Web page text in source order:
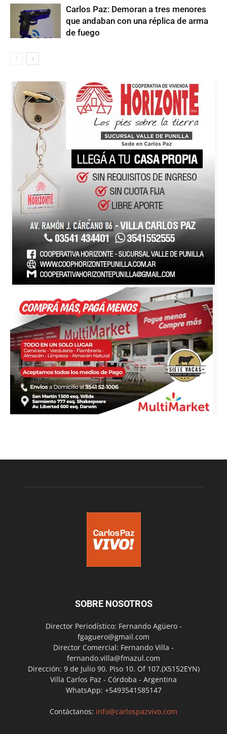
Carlos Paz: Demoran a tres menores
que andaban con una réplica de arma
de fuego
SOBRE NOSOTROS
Director Periodístico: Fernando Agüero -
fgaguero@gmail.com
Director Comercial: Fernando Villa -
fernando.villa@fmazul.com
Dirección: 9 de Julio 90. Piso 10. Of 107.(X5152EYN)
Villa Carlos Paz - Córdoba - Argentina
WhatsApp: +5493541585147
Contáctanos: info@carlospazvivo.com